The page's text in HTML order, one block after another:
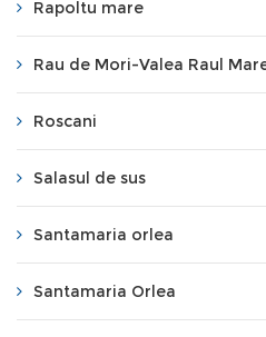
Rapoltu mare
Rau de Mori-Valea Raul
Roscani
Salasul de sus
Santamaria orlea
Santamaria Orlea